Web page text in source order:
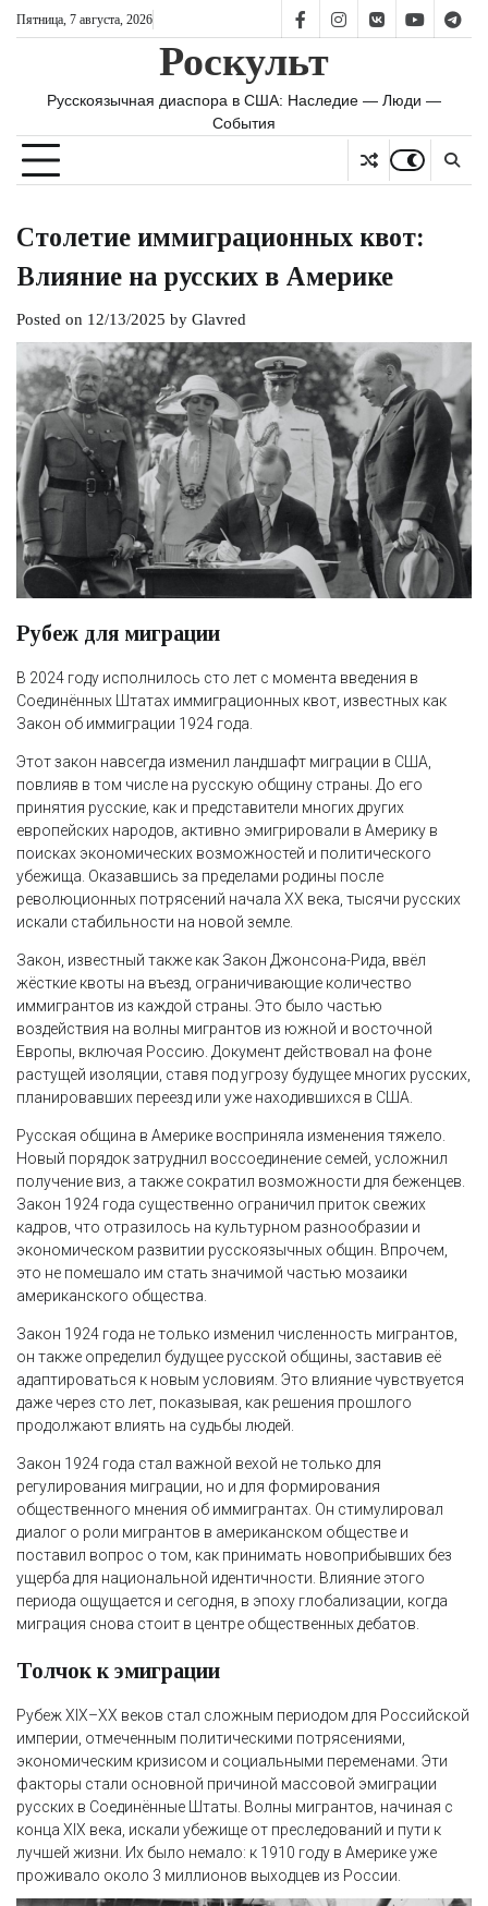
SkipПятница, 7 августа, 2026
FB IS vk YT TG
Роскульт
Русскоязычная диаспора в США: Наследие — Люди —
События
Столетие иммиграционных квот:
Влияние на русских в Америке
Posted on 12/13/2025 by Glavred
Рубеж для миграции
В 2024 году исполнилось сто лет с момента введения в
Соединённых Штатах иммиграционных квот, известных как
Закон об иммиграции 1924 года.
Этот закон навсегда изменил ландшафт миграции в США,
повлияв в том числе на русскую общину страны. До его
принятия русские, как и представители многих других
европейских народов, активно эмигрировали в Америку в
поисках экономических возможностей и политического
убежища. Оказавшись за пределами родины после
революционных потрясений начала XX века, тысячи русских
искали стабильности на новой земле.
Закон, известный также как Закон Джонсона-Рида, ввёл
жёсткие квоты на въезд, ограничивающие количество
иммигрантов из каждой страны. Это было частью
воздействия на волны мигрантов из южной и восточной
Европы, включая Россию. Документ действовал на фоне
растущей изоляции, ставя под угрозу будущее многих русских,
планировавших переезд или уже находившихся в США.
Русская община в Америке восприняла изменения тяжело.
Новый порядок затруднил воссоединение семей, усложнил
получение виз, а также сократил возможности для беженцев.
Закон 1924 года существенно ограничил приток свежих
кадров, что отразилось на культурном разнообразии и
экономическом развитии русскоязычных общин. Впрочем,
это не помешало им стать значимой частью мозаики
американского общества.
Закон 1924 года не только изменил численность мигрантов,
он также определил будущее русской общины, заставив её
адаптироваться к новым условиям. Это влияние чувствуется
даже через сто лет, показывая, как решения прошлого
продолжают влиять на судьбы людей.
Закон 1924 года стал важной вехой не только для
регулирования миграции, но и для формирования
общественного мнения об иммигрантах. Он стимулировал
диалог о роли мигрантов в американском обществе и
поставил вопрос о том, как принимать новоприбывших без
ущерба для национальной идентичности. Влияние этого
периода ощущается и сегодня, в эпоху глобализации, когда
миграция снова стоит в центре общественных дебатов.
Толчок к эмиграции
Рубеж XIX–XX веков стал сложным периодом для Российской
империи, отмеченным политическими потрясениями,
экономическим кризисом и социальными переменами. Эти
факторы стали основной причиной массовой эмиграции
русских в Соединённые Штаты. Волны мигрантов, начиная с
конца XIX века, искали убежище от преследований и пути к
лучшей жизни. Их было немало: к 1910 году в Америке уже
проживало около 3 миллионов выходцев из России.